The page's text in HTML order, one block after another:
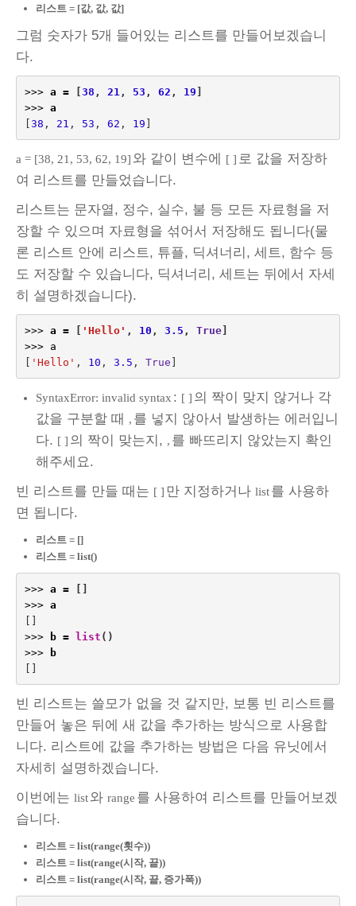
리스트 = [값, 값, 값]
그럼 숫자가 5개 들어있는 리스트를 만들어보겠습니
다.
>>> a = [38 , 21 , 53 , 62 , 19 ]
>>> a
[38 , 21 , 53 , 62 , 19 ]
a = [38, 21, 53, 62, 19] 와 같이 변수에 [ ] 로 값을 저장하
여 리스트를 만들었습니다.
리스트는 문자열, 정수, 실수, 불 등 모든 자료형을 저
장할 수 있으며 자료형을 섞어서 저장해도 됩니다(물
론 리스트 안에 리스트, 튜플, 딕셔너리, 세트, 함수 등
도 저장할 수 있습니다, 딕셔너리, 세트는 뒤에서 자세
히 설명하겠습니다).
>>> a = [ 'Hello' , 10 , 3.5 , True]
>>>
a
[ 'Hello' , 10 , 3.5 , True ]
SyntaxError: invalid syntax : [ ] 의 짝이 맞지 않거나 각
값을 구분할 때 , 를 넣지 않아서 발생하는 에러입니
다. [ ] 의 짝이 맞는지, , 를 빠뜨리지 않았는지 확인
해주세요.
빈 리스트를 만들 때는 [ ] 만 지정하거나 list를 사용하
면 됩니다.
리스트 = []
리스트 = list()
>>> a =
[]
>>> a
[]
>>>
b = list ()
>>>
b
[]
빈 리스트는 쓸모가 없을 것 같지만, 보통 빈 리스트를
만들어 놓은 뒤에 새 값을 추가하는 방식으로 사용합
니다. 리스트에 값을 추가하는 방법은 다음 유닛에서
자세히 설명하겠습니다.
이번에는 list와 range 를 사용하여 리스트를 만들어보겠
습니다.
리스트 = list(range(횟수))
리스트 = list(range(시작, 끝))
리스트 = list(range(시작, 끝, 증가폭))